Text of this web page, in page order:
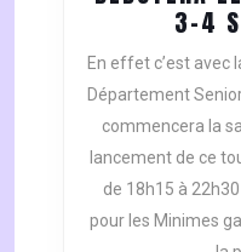
3-4
En effet c’est avec
Département
commencera la
lancement de ce
de 18h15 à
pour les Minimes